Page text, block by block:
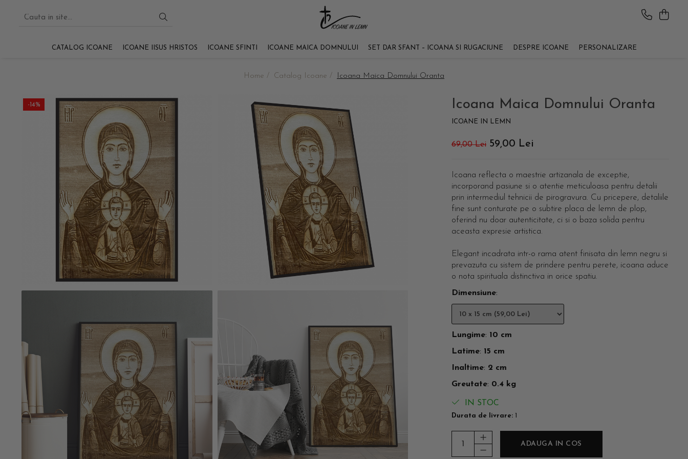
CATALOG ICOANE ICOANE IISUS HRISTOS ICOANE SFINTI ICOANE MAICA DOMNULUI SET DAR SFANT – ICOANA SI RUGACIUNE DESPRE ICOANE PERSONALIZARE
Home / Catalog Icoane / Icoana Maica Domnului Oranta
-14% Icoana Maica Domnului Oranta
ICOANE IN LEMN
69,00 Lei 59,00 Lei
Icoana reflecta o maestrie artizanala de exceptie,
incorporand pasiune si o atentie meticuloasa pentru detalii
prin intermediul tehnicii de pirogravura. Cu pricepere, detaliile
fine sunt conturate pe o subtire placa de lemn de plop,
oferind nu doar autenticitate, ci si o baza solida pentru
aceasta expresie artistica.
Elegant incadrata intr-o rama atent finisata din lemn negru si
prevazuta cu sistem de prindere pentru perete, icoana aduce
o nota spirituala distinctiva in orice spatiu.
Dimensiune:
Lungime: 10 cm
Latime: 15 cm
Inaltime: 2 cm
Greutate: 0.4 kg
IN STOC
Durata de livrare: 1
ADAUGA IN COS